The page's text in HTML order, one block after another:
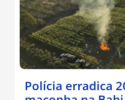
Polícia erradica